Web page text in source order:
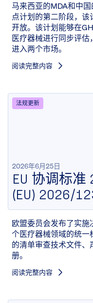
马来西亚的MDA和中
点计划的第二阶段，
开放。该计划能够在
医疗器械进行同步评
进入两个市场。
阅读完整内容
法规更新
2026年6月25日
EU 协调标
(EU) 2026/
欧盟委员会发布了实施
个医疗器械领域的统
的清单审查技术文件
册。
阅读完整内容